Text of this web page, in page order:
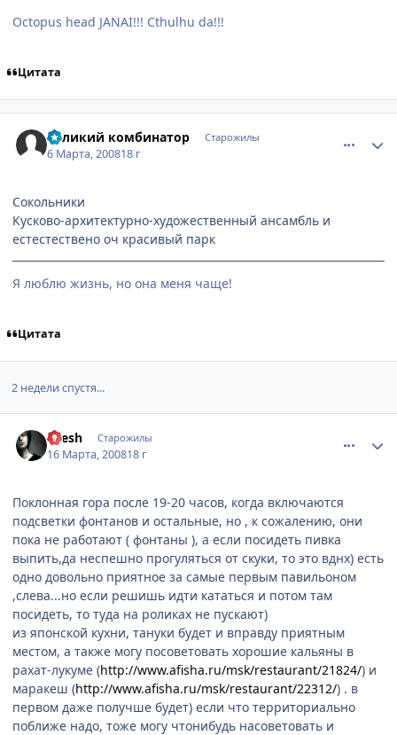
Octopus head JANAI!!! Cthulhu da!!!
Цитата
Великий комбинатор Старожилы
6 Марта, 200818 г
Сокольники
Кусково-архитектурно-художественный ансамбль и
естестествено оч красивый парк
Я люблю жизнь, но она меня чаще!
Цитата
2 недели спустя...
Exesh Старожилы
16 Марта, 200818 г
Поклонная гора после 19-20 часов, когда включаются
подсветки фонтанов и остальные, но , к сожалению, они
пока не работают ( фонтаны ), а если посидеть пивка
выпить,да неспешно прогуляться от скуки, то это вднх) есть
одно довольно приятное за самые первым павильоном
,слева...но если решишь идти кататься и потом там
посидеть, то туда на роликах не пускают)
из японской кухни, тануки будет и вправду приятным
местом, а также могу посоветовать хорошие кальяны в
рахат-лукуме (http://www.afisha.ru/msk/restaurant/21824/) и
маракеш (http://www.afisha.ru/msk/restaurant/22312/) . в
первом даже получше будет) если что территориально
поближе надо, тоже могу чтонибудь насоветовать и